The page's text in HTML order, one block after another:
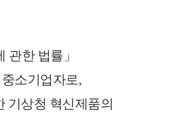
소기업자로,
기상청 혁신제품의